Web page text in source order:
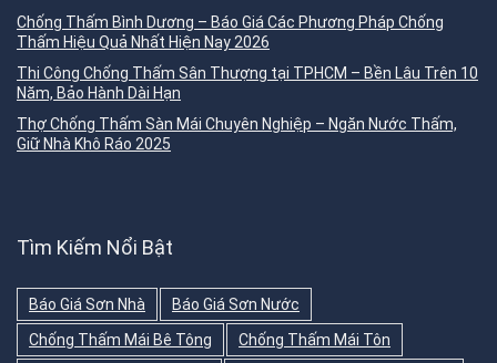
Chống Thấm Bình Dương – Báo Giá Các Phương Pháp Chống
Thấm Hiệu Quả Nhất Hiện Nay 2026
Thi Công Chống Thấm Sân Thượng tại TPHCM – Bền Lâu Trên 10
Năm, Bảo Hành Dài Hạn
Thợ Chống Thấm Sàn Mái Chuyên Nghiệp – Ngăn Nước Thấm,
Giữ Nhà Khô Ráo 2025
Tìm Kiếm Nổi Bật
Báo Giá Sơn Nhà
Báo Giá Sơn Nước
Chống Thấm Mái Bê Tông
Chống Thấm Mái Tôn